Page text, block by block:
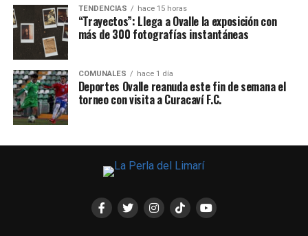
TENDENCIAS hace 15 horas
“Trayectos”: Llega a Ovalle la exposición con
más de 300 fotografías instantáneas
COMUNALES hace 1 día
Deportes Ovalle reanuda este fin de semana el
torneo con visita a Curacaví F.C.